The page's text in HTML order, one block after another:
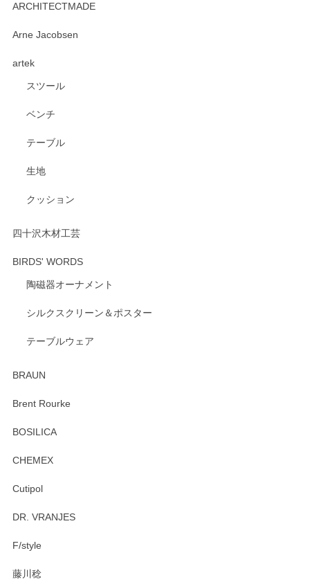
ARCHITECTMADE
Arne Jacobsen
artek
スツール
ベンチ
テーブル
生地
クッション
四十沢木材工芸
BIRDS' WORDS
陶磁器オーナメント
シルクスクリーン＆ポスター
テーブルウェア
BRAUN
Brent Rourke
BOSILICA
CHEMEX
Cutipol
DR. VRANJES
F/style
藤川稔